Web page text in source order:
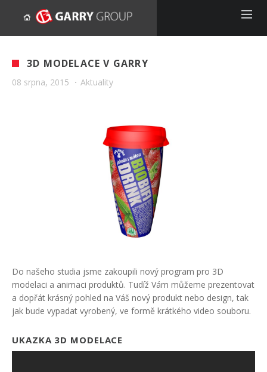
3D MODELACE V GARRY
08 srpna, 2015 · Aktuality
Do našeho studia jsme zakoupili nový program pro 3D
modelaci a animaci produktů. Tudíž Vám můžeme prezentovat
a dopřát krásný pohled na Váš nový produkt nebo design, tak
jak bude vypadat vyrobený, ve formě krátkého video souboru.
UKAZKA 3D MODELACE